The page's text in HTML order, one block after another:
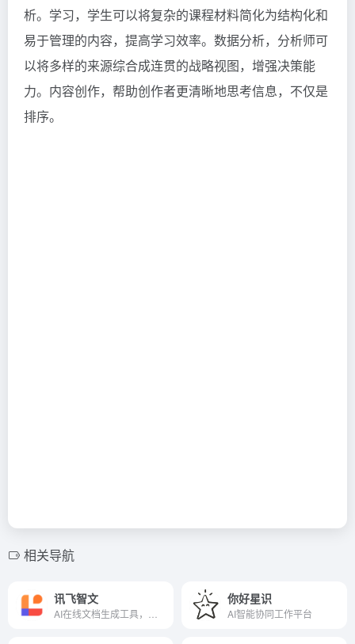
析。学习，学生可以将复杂的课程材料简化为结构化和
易于管理的内容，提高学习效率。数据分析，分析师可
以将多样的来源综合成连贯的战略视图，增强决策能
力。内容创作，帮助创作者更清晰地思考信息，不仅是
排序。
相关导航
讯飞智文 你好星识
AI智能协同工作平台